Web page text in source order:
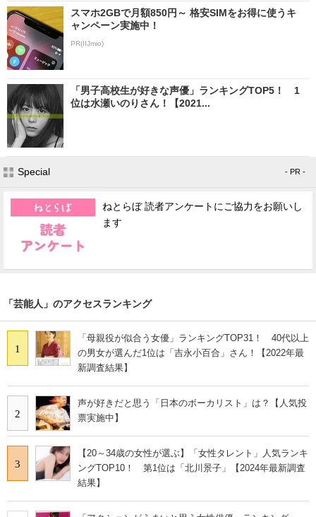
スマホ2GBで月額850円～ 格安SIMをお得に使うキ
ャンペーン実施中！
PR(IIJmio)
「男子高校生が好きな声優」ランキングTOP5！ 1
位は水瀬いのりさん！【2021...
Special - PR -
ねとらぼ 読者アンケートにご協力をお願いし
ます
「芸能人」のアクセスランキング
1
「母親役が似合う女優」ランキングTOP31！ 40代以上
の男女が選んだ1位は「吉永小百合」さん！【2022年最
新調査結果】
2
声が好きだと思う「日本のボーカリスト」は？【人気投
票実施中】
3
【20～34歳の女性が選ぶ】「女性タレント」人気ランキ
ングTOP10！ 第1位は「北川景子」【2024年最新調査
結果】